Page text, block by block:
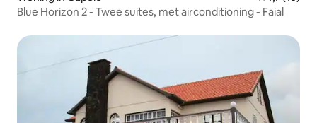
Blue Horizon 2 - Twee suites, met airconditioning - Faial